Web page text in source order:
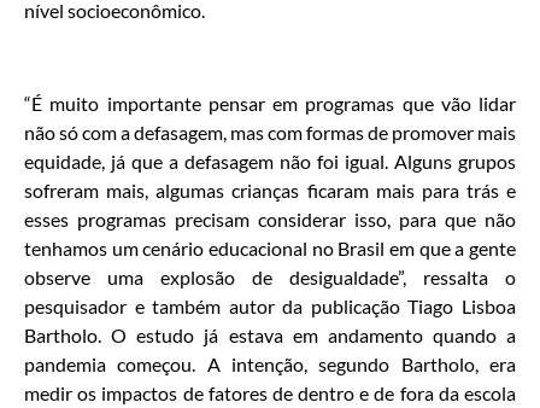
nível socioeconômico.
“É muito importante pensar em programas que vão lidar
não só com a defasagem, mas com formas de promover mais
equidade, já que a defasagem não foi igual. Alguns grupos
sofreram mais, algumas crianças ficaram mais para trás e
esses programas precisam considerar isso, para que não
tenhamos um cenário educacional no Brasil em que a gente
observe uma explosão de desigualdade”, ressalta o
pesquisador e também autor da publicação Tiago Lisboa
Bartholo. O estudo já estava em andamento quando a
pandemia começou. A intenção, segundo Bartholo, era
medir os impactos de fatores de dentro e de fora da escola